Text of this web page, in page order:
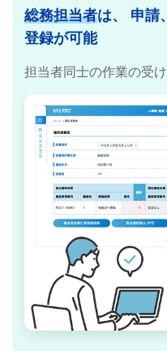
総務担当者は、
申請
登録が可能
担当者同士の作業の受